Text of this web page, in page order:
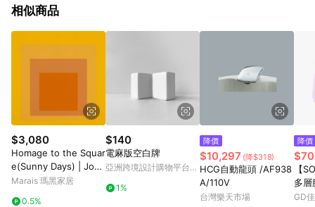
台灣樂天市場，並在同一瀏覽器於24小時內結帳，才享有 LINE
由網頁版(電腦版/手機版網頁)切換為App都將會造成追蹤中斷而
平台，商品資料更新會有時間差，如顯示之商品規格、顏色、價
位、贈品與台灣樂天市場銷售網頁不符，以銷售網頁標示為準。
(6) 導購訂單已逾 365 天，根據台灣樂天回饋規定，逾期訂單將
不符合回饋資格。 (7) 若上述或其他原因，致使消費者無接收到
點數回饋或點數回饋有爭議，台灣樂天市場保有更改條款與法律
追訴之權利，活動詳情以樂天市場網站公告為準。
相似商品
$3,080
Homage to the Squar
e(Sunny Days) | Jose
f Albers - 銀色鋁框-中
Marais 瑪黑家居
0.5%
$140
電麻版空白牌
亞洲跨境設計購物平台
1%
降價
$10,297 (降$318)
HCG自動龍頭 /AF938
A/110V
台灣樂天市場
降價
【
多層
綠/
GD